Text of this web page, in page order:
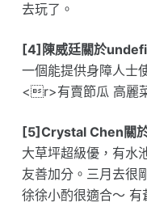
去玩了。
[4]陳威廷關於
一個能提供身障人
<r>有賣節瓜 高麗
[5]Crystal Chen關
大草坪超級優，有水
友善加分。三月去很
徐徐小酌很適合～ 有